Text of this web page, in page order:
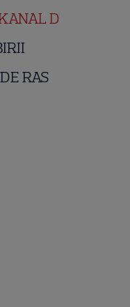
D
RAS